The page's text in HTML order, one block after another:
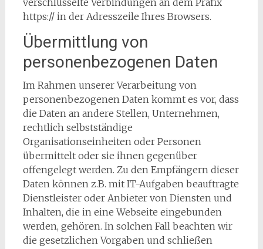
verschlüsselte Verbindungen an dem Präfix
https:// in der Adresszeile Ihres Browsers.
Übermittlung von
personenbezogenen Daten
Im Rahmen unserer Verarbeitung von
personenbezogenen Daten kommt es vor, dass
die Daten an andere Stellen, Unternehmen,
rechtlich selbstständige
Organisationseinheiten oder Personen
übermittelt oder sie ihnen gegenüber
offengelegt werden. Zu den Empfängern dieser
Daten können z.B. mit IT-Aufgaben beauftragte
Dienstleister oder Anbieter von Diensten und
Inhalten, die in eine Webseite eingebunden
werden, gehören. In solchen Fall beachten wir
die gesetzlichen Vorgaben und schließen